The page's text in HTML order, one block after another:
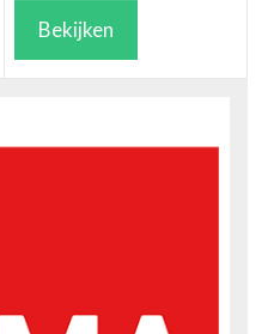
Bekijken